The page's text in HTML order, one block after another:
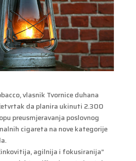
vlasnik Tvornice duhana
da planira ukinuti 2.300
preusmjeravanja poslovnog
cigareta na nove kategorije
agilnija i fokusiranija”